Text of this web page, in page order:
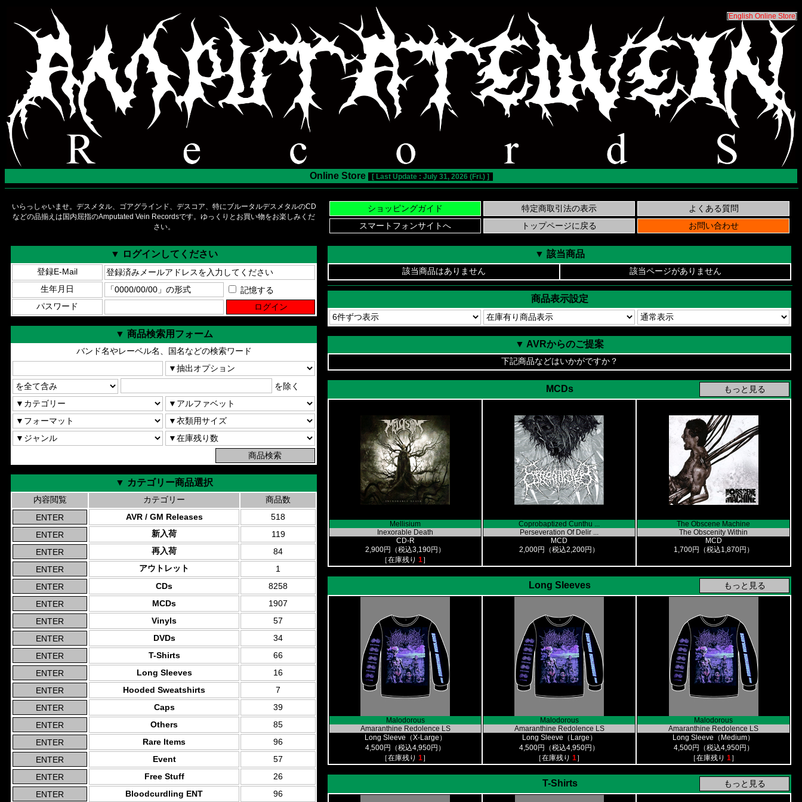
[English Online Store]
Online Store [ Last Update : July 31, 2026 (Fri.) ]
いらっしゃいませ。デスメタル、ゴアグラインド、デスコア、特にブルータルデスメタルのCD
などの品揃えは国内屈指のAmputated Vein Recordsです。ゆっくりとお買い物をお楽しみくだ
さい。
▼ ログインしてください
登録E-Mail
生年月日
記憶する
パスワード
▼ 商品検索用フォーム
バンド名やレーベル名、国名などの検索ワード
を除く
▼ カテゴリー商品選択
内容閲覧 カテゴリー
商品数
AVR / GM Releases
518
新入荷
119
再入荷
84
アウトレット
1
CDs
8258
MCDs
1907
Vinyls
57
DVDs
34
T-Shirts
66
Long Sleeves
16
Hooded Sweatshirts
7
Caps
39
Others
85
Rare Items
96
Event
57
Free Stuff
26
Bloodcurdling ENT
96
▼ 該当商品
該当商品はありません 該当ページがありません
商品表示設定
▼ AVRからのご提案
下記商品などはいかがですか？
MCDs
Mellisium
Inexorable Death
CD-R
2,900円（税込3,190円）
［在庫残り 1］
Coprobaptized Cunthu ...
Perseveration Of Delir ...
MCD
2,000円（税込2,200円）
The Obscene Machine
The Obscenity Within
MCD
1,700円（税込1,870円）
Long Sleeves
Malodorous
Amaranthine Redolence LS
Long Sleeve（X-Large）
4,500円（税込4,950円）
［在庫残り 1］
Malodorous
Amaranthine Redolence LS
Long Sleeve（Large）
4,500円（税込4,950円）
［在庫残り 1］
Malodorous
Amaranthine Redolence LS
Long Sleeve（Medium）
4,500円（税込4,950円）
［在庫残り 1］
T-Shirts